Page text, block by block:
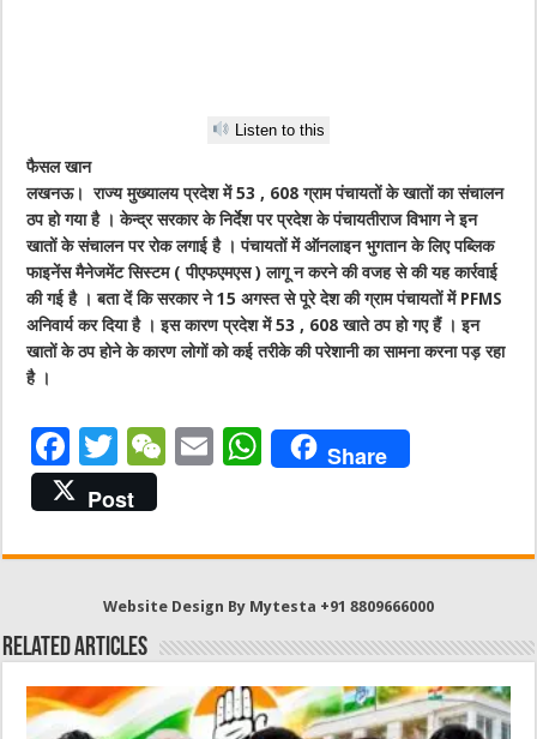
Listen to this
फैसल खान
लखनऊ। राज्य मुख्यालय प्रदेश में 53 , 608 ग्राम पंचायतों के खातों का संचालन
ठप हो गया है । केन्द्र सरकार के निर्देश पर प्रदेश के पंचायतीराज विभाग ने इन
खातों के संचालन पर रोक लगाई है । पंचायतों में ऑनलाइन भुगतान के लिए पब्लिक
फाइनेंस मैनेजमेंट सिस्टम ( पीएफएमएस ) लागू न करने की वजह से की यह कार्रवाई
की गई है । बता दें कि सरकार ने 15 अगस्त से पूरे देश की ग्राम पंचायतों में PFMS
अनिवार्य कर दिया है । इस कारण प्रदेश में 53 , 608 खाते ठप हो गए हैं । इन
खातों के ठप होने के कारण लोगों को कई तरीके की परेशानी का सामना करना पड़ रहा
है ।
F
a
c
e
o
o
k
T
w
it
te
r
W
h
at
E
l
W
s
A
p
p
Share
Post
Website Design By Mytesta +91 8809666000
Related Articles